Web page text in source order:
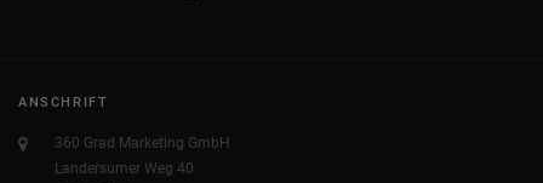
ANSCHRIFT
360 Grad Marketing GmbH
Landersumer Weg 40